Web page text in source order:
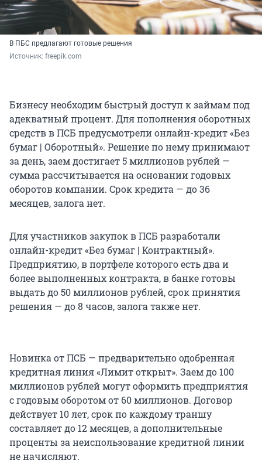
В ПБС предлагают готовые решения
Источник: freepik.com
Бизнесу необходим быстрый доступ к займам под
адекватный процент. Для пополнения оборотных
средств в ПСБ предусмотрели онлайн-кредит «Без
бумаг | Оборотный». Решение по нему принимают
за день, заем достигает 5 миллионов рублей —
сумма рассчитывается на основании годовых
оборотов компании. Срок кредита — до 36
месяцев, залога нет.
Для участников закупок в ПСБ разработали
онлайн-кредит «Без бумаг | Контрактный».
Предприятию, в портфеле которого есть два и
более выполненных контракта, в банке готовы
выдать до 50 миллионов рублей, срок принятия
решения — до 8 часов, залога также нет.
Новинка от ПСБ — предварительно одобренная
кредитная линия «Лимит открыт». Заем до 100
миллионов рублей могут оформить предприятия
с годовым оборотом от 60 миллионов. Договор
действует 10 лет, срок по каждому траншу
составляет до 12 месяцев, а дополнительные
проценты за неиспользование кредитной линии
не начисляют.